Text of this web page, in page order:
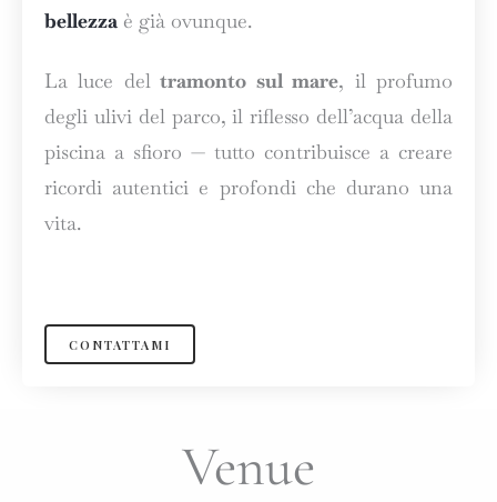
bellezza è già ovunque.
La luce deltramonto sul mare, il profumo
degli ulivi del parco, il riflesso dell’acqua della
piscina a sfioro — tutto contribuisce a creare
ricordi autentici e profondi che durano una
vita.
CONTATTAMI
Venue